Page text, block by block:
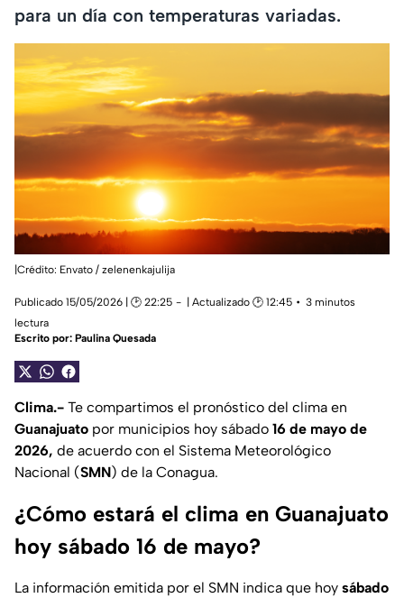
para un día con temperaturas variadas.
|Crédito: Envato / zelenenkajulija
Publicado 15/05/2026 | 🕑 22:25 | Actualizado 🕑 12:45
3 minutos
lectura
Escrito por: Paulina Quesada
Clima.- Te compartimos el pronóstico del clima en
Guanajuato por municipios hoy sábado 16 de mayo de
2026, de acuerdo con el Sistema Meteorológico
Nacional (SMN) de la Conagua.
¿Cómo estará el clima en Guanajuato
hoy sábado 16 de mayo?
La información emitida por el SMN indica que hoy sábado